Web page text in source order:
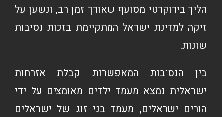
הליך בירוקרטי מסועף שאורך זמן רב, ונשען על
זיקה למדינת ישראל המתקיימת בזכות נסיבות
שונות.
בין הנסיבות המאפשרות קבלת אזרחות
ישראלית נמצא מעמד ילדים מאומצים על ידי
הורים ישראלים, מעמד בני זוג של ישראלים